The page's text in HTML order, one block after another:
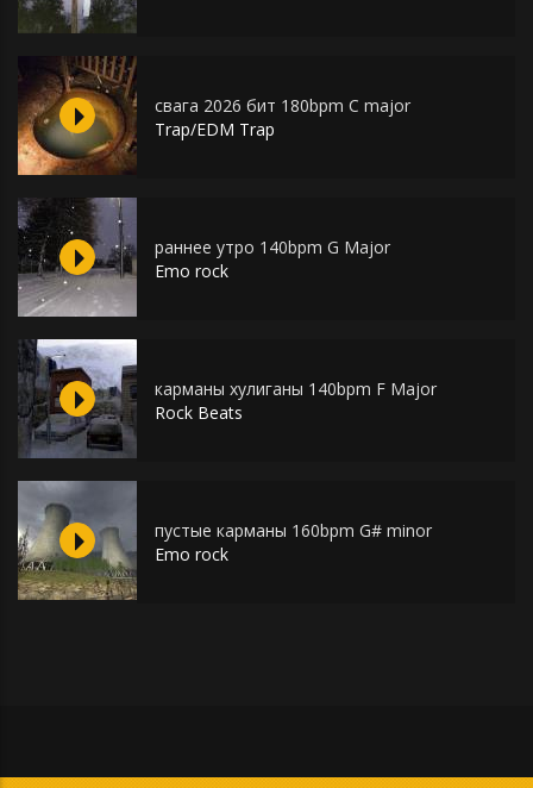
свага 2026 бит 180bpm C major
Trap/EDM Trap
раннее утро 140bpm G Major
Emo rock
карманы хулиганы 140bpm F Major
Rock Beats
пустые карманы 160bpm G# minor
Emo rock